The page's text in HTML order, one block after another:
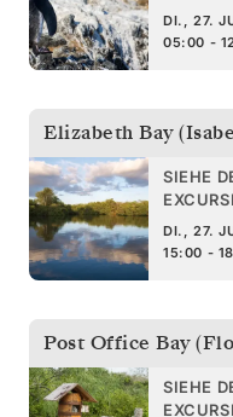
DI., 27.
05:00 -
Elizabeth Bay
SIEHE
DI., 27.
15:00 -
Post Office Bay
SIEHE